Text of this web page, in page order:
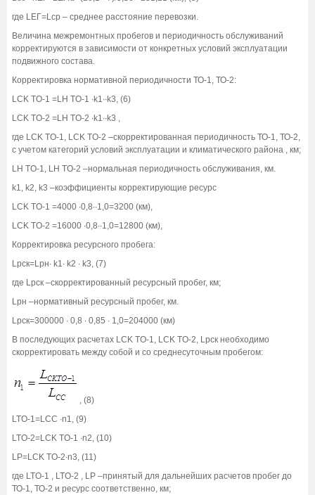
где LЕГ=Lср – среднее расстояние перевозки.
Величина межремонтных пробегов и периодичность обслуживаний
корректируются в зависимости от конкретных условий эксплуатации
подвижного состава.
Корректировка нормативной периодичности ТО-1, ТО-2:
LCK TO-1 =LH TO-1 ∙k1∙∙k3, (6)
LCK TO-2 =LH TO-2 ∙k1∙∙k3 ,
где LCK TO-1, LCK TO-2 –скорректированная периодичность ТО-1, ТО-2,
с учетом категорий условий эксплуатации и климатического района , км;
LH TO-1, LH TO-2 –нормальная периодичность обслуживания, км.
k1, k2, k3 –коэффициенты корректирующие ресурс
LCK TO-1 =4000 ∙0,8∙∙1,0=3200 (км),
LCK TO-2 =16000 ∙0,8∙∙1,0=12800 (км),
Корректировка ресурсного пробега:
Lрск=Lрн∙ k1∙ k2 ∙ k3, (7)
где Lрск –скорректированный ресурсный пробег, км;
Lрн –нормативный ресурсный пробег, км.
Lрск=300000 ∙ 0,8 ∙ 0,85 ∙ 1,0=204000 (км)
В последующих расчетах LCK TO-1, LCK TO-2, Lрск необходимо
скорректировать между собой и со среднесуточным пробегом:
, (8)
LTO-1=LCC ∙n1, (9)
LTO-2=LCK TO-1 ∙n2, (10)
LP=LCK TO-2∙n3, (11)
где LTO-1 , LTO-2 , LP –принятый для дальнейших расчетов пробег до
ТО-1, ТО-2 и ресурс соответственно, км;